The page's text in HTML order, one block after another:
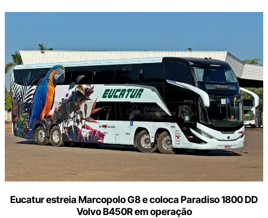
Eucatur estreia Marcopolo G8 e coloca Paradiso 1800 DD
Volvo B450R em operação